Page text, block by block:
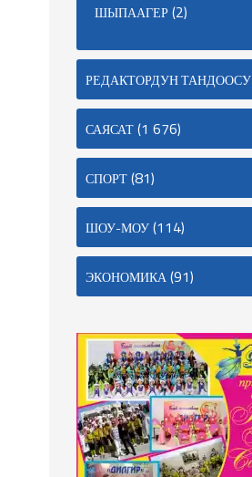
ШЫПААГЕР(2)
РЕДАКТОРДУН ТАНДООСУ
САЯСАТ(1 676)
СПОРТ(81)
ШОУ-МОУ(114)
ЭКОНОМИКА(91)